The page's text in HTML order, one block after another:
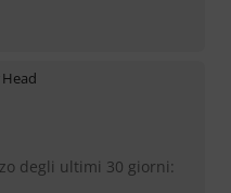
degli ultimi 30 giorni: